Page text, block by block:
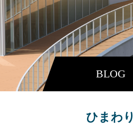
BLOG
ひまわり